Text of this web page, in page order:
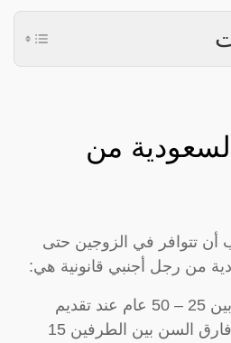
من
أن تتوافر في الزوجين حتى
من رجل أجنبي قانونية هي:
أن ينحصر عمر الزوجين بين 25 – 50 عام عند تقديم
الطلب، ويجب ألا يتعدى فارق السن بين الطرفين 15